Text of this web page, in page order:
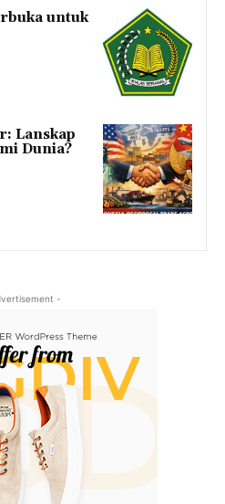
untuk
Lanskap
Dunia?
-